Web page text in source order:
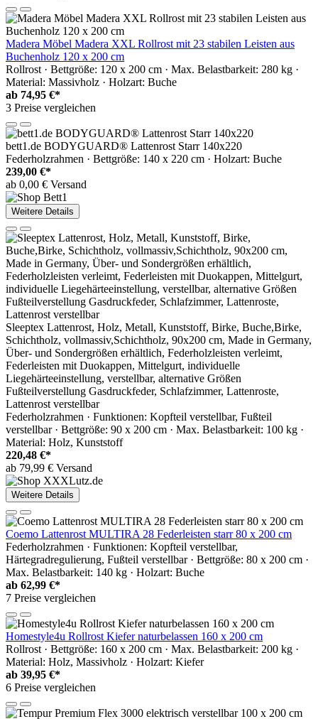
Madera Möbel Madera XXL Rollrost mit 23 stabilen Leisten aus
Buchenholz 120 x 200 cm
Rollrost · Bettgröße: 120 x 200 cm · Max. Belastbarkeit: 280 kg ·
Material: Massivholz · Holzart: Buche
ab 74,95 €*
3 Preise vergleichen
bett1.de BODYGUARD® Lattenrost Starr 140x220
Federholzrahmen · Bettgröße: 140 x 220 cm · Holzart: Buche
239,00 €*
ab 0,00 € Versand
Weitere Details
Sleeptex Lattenrost, Holz, Metall, Kunststoff, Birke, Buche,Birke,
Schichtholz, vollmassiv,Schichtholz, 90x200 cm, Made in Germany,
Über- und Sondergrößen erhältlich, Federholzleisten verleimt,
Federleisten mit Duokappen, Mittelgurt, individuelle
Liegehärteeinstellung, verstellbar, alternative Größen
Fußteilverstellung Gasdruckfeder, Schlafzimmer, Lattenroste,
Lattenrost verstellbar
Federholzrahmen · Funktionen: Kopfteil verstellbar, Fußteil
verstellbar · Bettgröße: 90 x 200 cm · Max. Belastbarkeit: 100 kg ·
Material: Holz, Kunststoff
220,48 €*
ab 79,99 € Versand
Weitere Details
Coemo Lattenrost MULTIRA 28 Federleisten starr 80 x 200 cm
Federholzrahmen · Funktionen: Kopfteil verstellbar,
Härtegradregulierung, Fußteil verstellbar · Bettgröße: 80 x 200 cm ·
Max. Belastbarkeit: 140 kg · Holzart: Buche
ab 62,99 €*
7 Preise vergleichen
Homestyle4u Rollrost Kiefer naturbelassen 160 x 200 cm
Rollrost · Bettgröße: 160 x 200 cm · Max. Belastbarkeit: 200 kg ·
Material: Holz, Massivholz · Holzart: Kiefer
ab 39,95 €*
6 Preise vergleichen